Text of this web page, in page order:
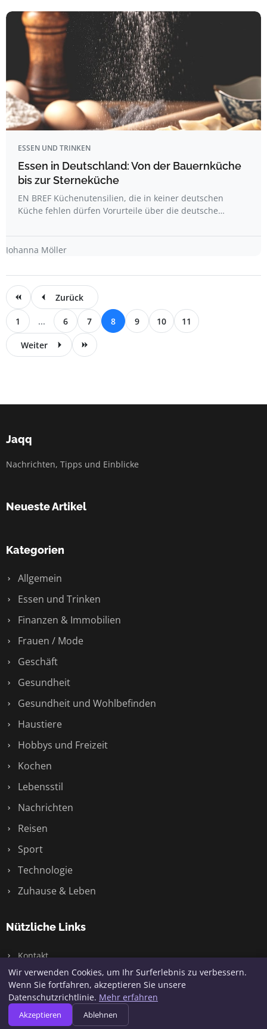
ESSEN UND TRINKEN
Essen in Deutschland: Von der Bauernküche
bis zur Sterneküche
EN BREF Küchenutensilien, die in keiner deutschen
Küche fehlen dürfen Vorurteile über die deutsche…
Johanna Möller
Zurück
1 ... 6 7 8 9 10 11
Weiter
Jaqq
Nachrichten, Tipps und Einblicke
Neueste Artikel
Kategorien
Allgemein
Essen und Trinken
Finanzen & Immobilien
Frauen / Mode
Geschäft
Gesundheit
Gesundheit und Wohlbefinden
Haustiere
Hobbys und Freizeit
Kochen
Lebensstil
Nachrichten
Reisen
Sport
Technologie
Zuhause & Leben
Nützliche Links
Kontakt
© 2026 Jaqq. Alle Rechte vorbehalten.
Seitenübersicht
Wir verwenden Cookies, um Ihr Surferlebnis zu verbessern.
Wenn Sie fortfahren, akzeptieren Sie unsere
Datenschutzrichtlinie. Mehr erfahren
Akzeptieren Ablehnen